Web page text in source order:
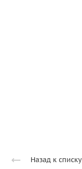
Назад к списку